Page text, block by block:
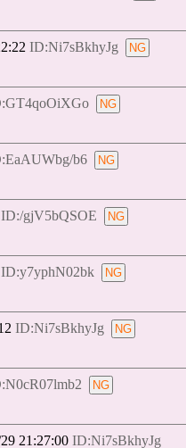
ID:Ni7sBkhyJg
b6
ID:/gjV5bQSOE
ID:y7yphN02bk
ID:Ni7sBkhyJg
21:27:00 ID:Ni7sBkhyJg